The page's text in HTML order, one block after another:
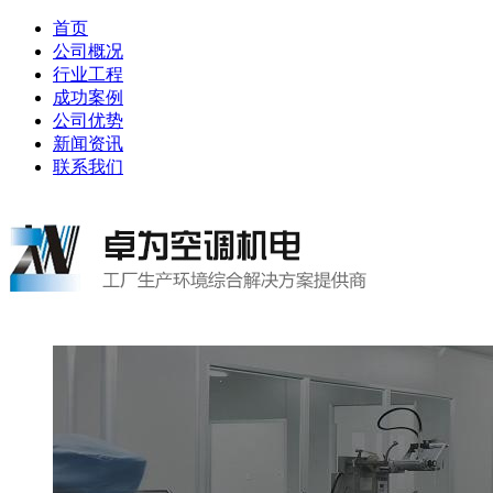
首页
公司概况
行业工程
成功案例
公司优势
新闻资讯
联系我们